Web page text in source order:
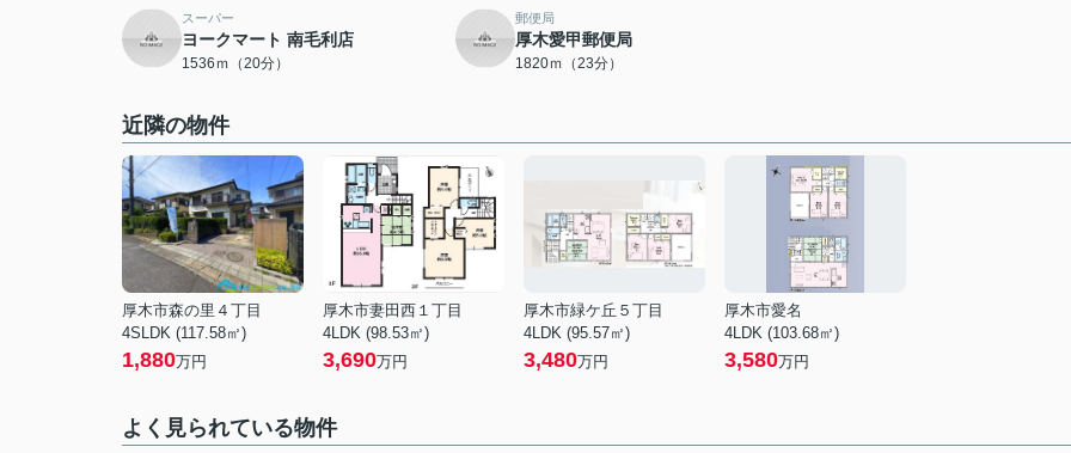
スーパー
ヨークマート 南毛利店
1536ｍ（20分）
郵便局
厚木愛甲郵便局
1820ｍ（23分）
近隣の物件
厚木市森の里４丁目
4SLDK (117.58㎡)
1,880万円
厚木市妻田西１丁目
4LDK (98.53㎡)
3,690万円
厚木市緑ケ丘５丁目
4LDK (95.57㎡)
3,480万円
厚木市愛名
4LDK (103.68㎡)
3,580万円
よく見られている物件